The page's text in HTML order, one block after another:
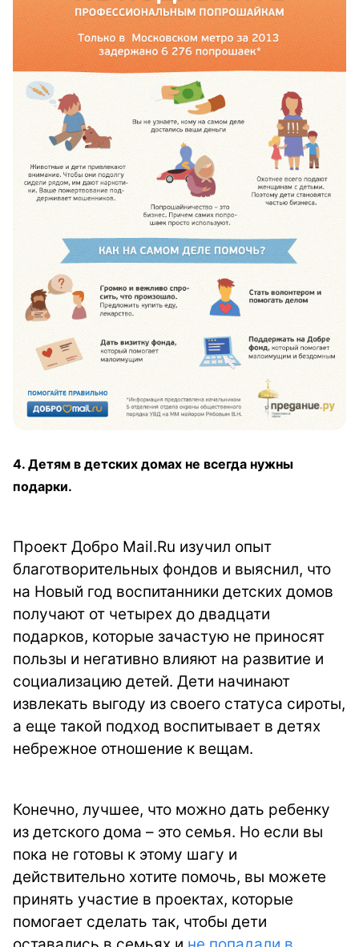
4. Детям в детских домах не всегда нужны
подарки.
Проект Добро Mail.Ru изучил опыт
благотворительных фондов и выяснил, что
на Новый год воспитанники детских домов
получают от четырех до двадцати
подарков, которые зачастую не приносят
пользы и негативно влияют на развитие и
социализацию детей. Дети начинают
извлекать выгоду из своего статуса сироты,
а еще такой подход воспитывает в детях
небрежное отношение к вещам.
Конечно, лучшее, что можно дать ребенку
из детского дома – это семья. Но если вы
пока не готовы к этому шагу и
действительно хотите помочь, вы можете
принять участие в проектах, которые
помогает сделать так, чтобы дети